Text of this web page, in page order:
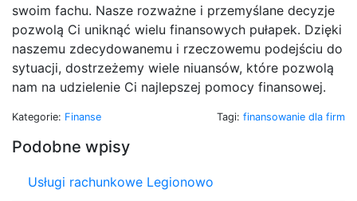
swoim fachu. Nasze rozważne i przemyślane decyzje
pozwolą Ci uniknąć wielu finansowych pułapek. Dzięki
naszemu zdecydowanemu i rzeczowemu podejściu do
sytuacji, dostrzeżemy wiele niuansów, które pozwolą
nam na udzielenie Ci najlepszej pomocy finansowej.
Kategorie: Finanse Tagi: finansowanie dla firm
Podobne wpisy
Usługi rachunkowe Legionowo